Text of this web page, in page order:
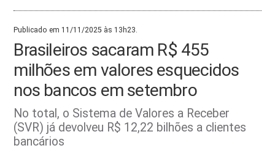
Publicado em 11/11/2025 às 13h23.
Brasileiros sacaram R$ 455
milhões em valores esquecidos
nos bancos em setembro
No total, o Sistema de Valores a Receber
(SVR) já devolveu R$ 12,22 bilhões a clientes
bancários